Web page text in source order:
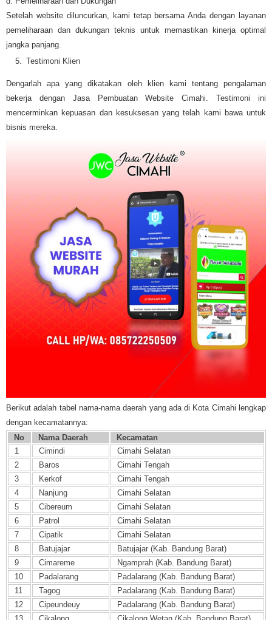
Setelah website diluncurkan, kami tetap bersama Anda dengan layanan
pemeliharaan dan dukungan teknis untuk memastikan kinerja optimal
jangka panjang.
Testimoni Klien
Dengarlah apa yang dikatakan oleh klien kami tentang pengalaman
bekerja dengan Jasa Pembuatan Website Cimahi. Testimoni ini
mencerminkan kepuasan dan kesuksesan yang telah kami bawa untuk
bisnis mereka.
Berikut adalah tabel nama-nama daerah yang ada di Kota Cimahi lengkap
dengan kecamatannya:
No
Nama Daerah
Kecamatan
1
Cimindi
Cimahi Selatan
2
Baros
Cimahi Tengah
3
Kerkof
Cimahi Tengah
4
Nanjung
Cimahi Selatan
5
Cibereum
Cimahi Selatan
6
Patrol
Cimahi Selatan
7
Cipatik
Cimahi Selatan
8
Batujajar
Batujajar (Kab. Bandung Barat)
9
Cimareme
Ngamprah (Kab. Bandung Barat)
10
Padalarang
Padalarang (Kab. Bandung Barat)
11
Tagog
Padalarang (Kab. Bandung Barat)
12
Cipeundeuy
Padalarang (Kab. Bandung Barat)